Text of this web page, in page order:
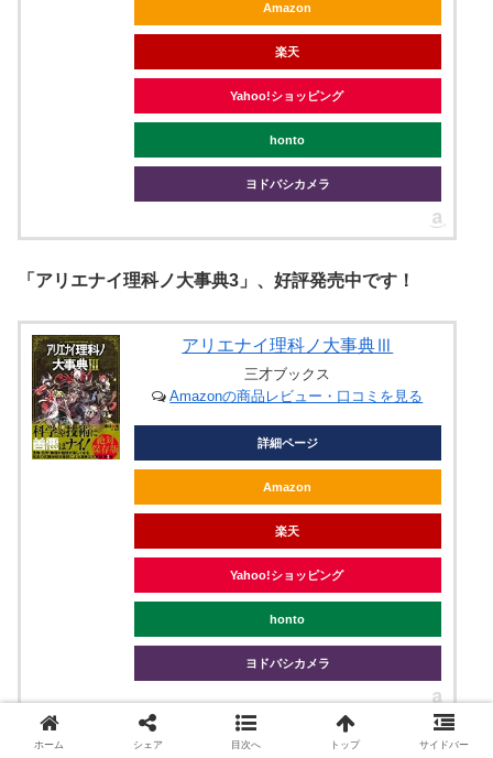
Amazon
楽天
Yahoo!ショッピング
honto
ヨドバシカメラ
「アリエナイ理科ノ大事典3」、好評発売中です！
アリエナイ理科ノ大事典Ⅲ
三才ブックス
Amazonの商品レビュー・口コミを見る
詳細ページ
Amazon
楽天
Yahoo!ショッピング
honto
ヨドバシカメラ
ホーム シェア 目次へ トップ サイドバー